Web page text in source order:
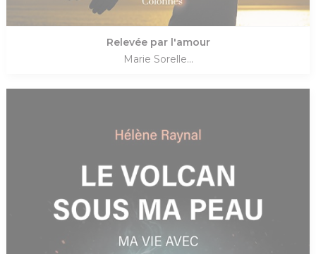
Relevée par l'amour
Marie Sorelle...